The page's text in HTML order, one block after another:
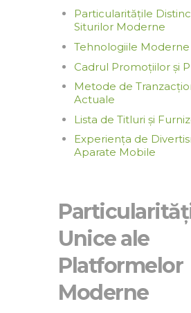
Particularitățile
Siturilor Moderne
Tehnologiile Moderne
Cadrul Promoțiilor și
Metode de
Actuale
Lista de Titluri și
Experiența de
Aparate Mobile
Unice ale
Platformelor
Moderne